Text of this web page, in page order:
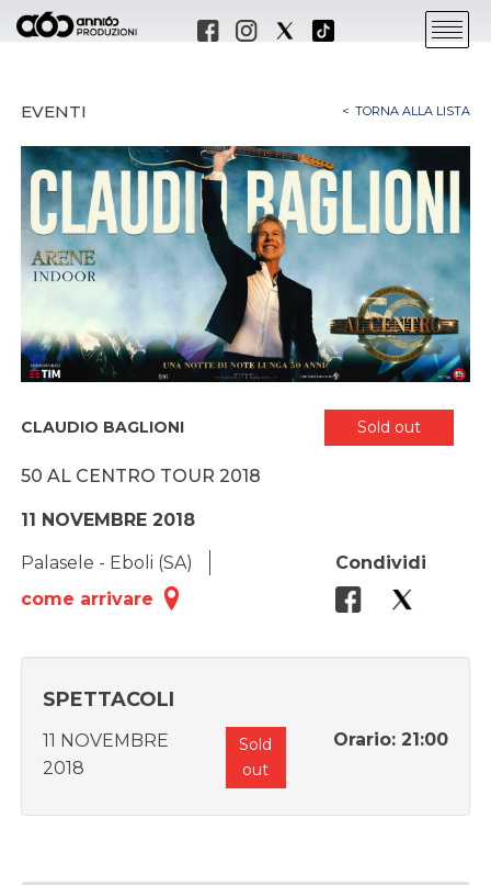
EVENTI TORNA ALLA LISTA
CLAUDIO BAGLIONI Sold out
50 AL CENTRO TOUR 2018
11 NOVEMBRE 2018
Palasele - Eboli (SA)
come arrivare
Condividi
SPETTACOLI
11 NOVEMBRE
2018
Sold
out
Orario: 21:00